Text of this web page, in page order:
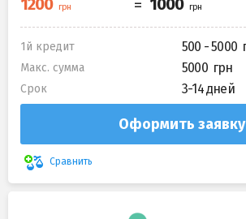
1й кредит 500 - 5000
Макс. сумма 5000
Срок 3-14 дней
Оформить заявку
Сравнить